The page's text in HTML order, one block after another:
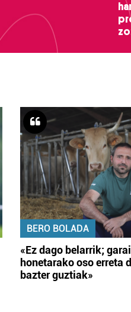
BERO BOLADA
«Ez dago belarrik; garai
honetarako oso erreta
bazter guztiak»